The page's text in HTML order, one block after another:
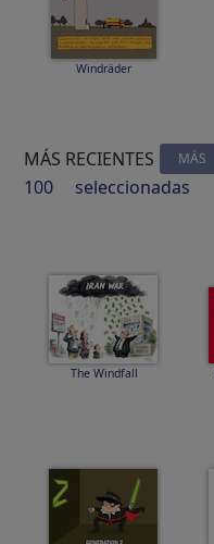
Windräder
MÁS RECIENTES MÁS
100
seleccionadas
The Windfall